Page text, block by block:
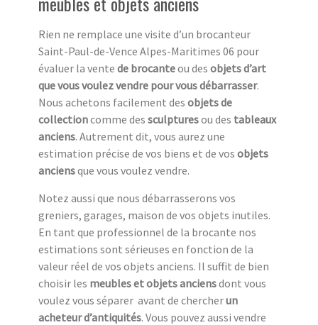
Rien ne remplace une visite d’un brocanteur
Saint-Paul-de-Vence Alpes-Maritimes 06 pour
évaluer la vente de brocanteou des objets d’art
que vous voulez vendre pour vous débarrasser.
Nous achetons facilement des objets de
collectioncomme des sculpturesou des tableaux
anciens. Autrement dit, vous aurez une
estimation précise de vos biens et de vos objets
anciensque vous voulez vendre.
Notez aussi que nous débarrasserons vos
greniers, garages, maison de vos objets inutiles.
En tant que professionnel de la brocante nos
estimations sont sérieuses en fonction de la
valeur réel de vos objets anciens. Il suffit de bien
choisir les meubles et objets anciensdont vous
voulez vous séparer avant de chercherun
acheteur d’antiquités. Vous pouvez aussi vendre